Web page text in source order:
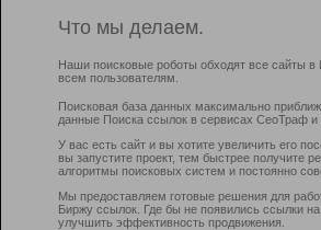
Что мы делаем.
Наши поисковые роботы обходят все сайты
всем пользователям.
Поисковая база данных максимально
данные Поиска ссылок в сервисах СеоТраф и
У вас есть сайт и вы хотите увеличить его
вы запустите проект, тем быстрее получите
алгоритмы поисковых систем и постоянно
Мы предоставляем готовые решения для
Биржу ссылок. Где бы не появились ссылки
улучшить эффективность продвижения.